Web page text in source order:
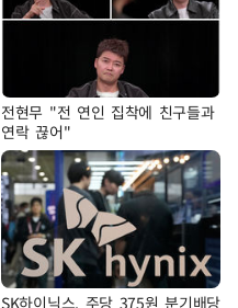
전현무 "전 연인 집착에 친구들과
연락 끊어"
SK하이닉스, 주당 375원 분기배당